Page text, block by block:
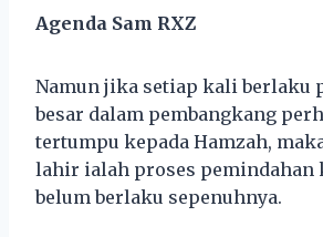
Agenda Sam RXZ
Namun jika setiap kali berlaku
besar dalam pembangkang
tertumpu kepada Hamzah,
lahir ialah proses pemindahan
belum berlaku sepenuhnya.